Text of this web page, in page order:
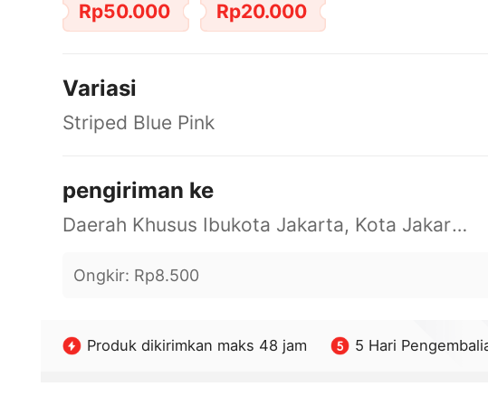
Rp50.000 Rp20.000
Variasi
Striped Blue Pink
pengiriman ke
Daerah Khusus Ibukota Jakarta, Kota Jakarta Barat, Cengkareng, yy
Ongkir: Rp8.500
Produk dikirimkan maks 48 jam 5 Hari